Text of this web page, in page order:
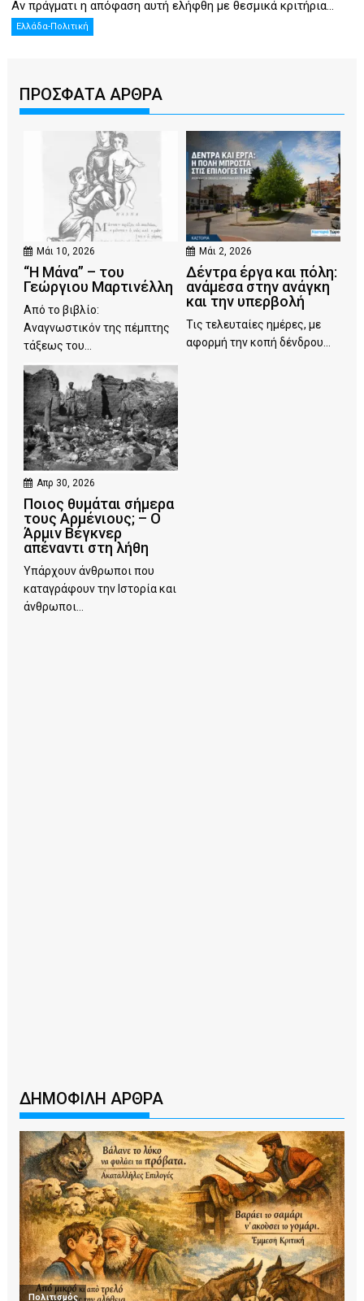
Αν πράγματι η απόφαση αυτή ελήφθη με θεσμικά κριτήρια...
Ελλάδα-Πολιτική
ΠΡΟΣΦΑΤΑ ΑΡΘΡΑ
Μάι 10, 2026
“Η Μάνα” – του
Γεώργιου Μαρτινέλλη
Από το βιβλίο:
Αναγνωστικόν της πέμπτης
τάξεως του...
Μάι 2, 2026
Δέντρα έργα και πόλη:
ανάμεσα στην ανάγκη
και την υπερβολή
Τις τελευταίες ημέρες, με
αφορμή την κοπή δένδρου...
Απρ 30, 2026
Ποιος θυμάται σήμερα
τους Αρμένιους; – Ο
Άρμιν Βέγκνερ
απέναντι στη λήθη
Υπάρχουν άνθρωποι που
καταγράφουν την Ιστορία και
άνθρωποι...
ΔΗΜΟΦΙΛΗ ΑΡΘΡΑ